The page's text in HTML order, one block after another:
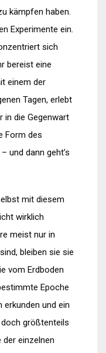
kämpfen haben.
Experimente ein.
sich
bereist eine
einem der
Tagen, erlebt
in die Gegenwart
Form des
und dann geht’s
mit diesem
wirklich
meist nur in
bleiben sie sie
vom Erdboden
Epoche
erkunden und ein
größtenteils
einzelnen